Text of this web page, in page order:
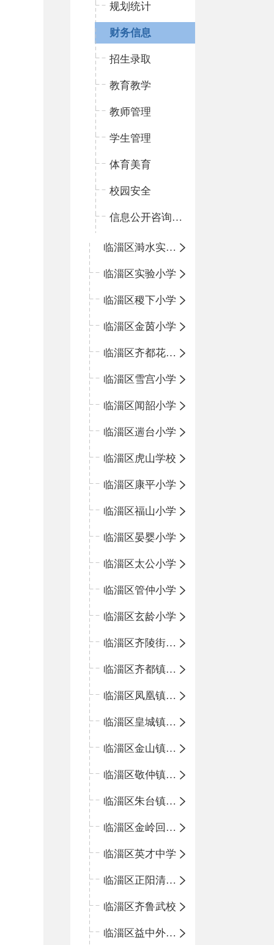
规划统计
财务信息
招生录取
教育教学
教师管理
学生管理
体育美育
校园安全
信息公开咨询指南
临淄区溡水实验学校
临淄区实验小学
临淄区稷下小学
临淄区金茵小学
临淄区齐都花园小学
临淄区雪宫小学
临淄区闻韶小学
临淄区遄台小学
临淄区虎山学校
临淄区康平小学
临淄区福山小学
临淄区晏婴小学
临淄区太公小学
临淄区管仲小学
临淄区玄龄小学
临淄区齐陵街道中心学校
临淄区齐都镇中心学校
临淄区凤凰镇中心学校
临淄区皇城镇中心学校
临淄区金山镇中心学校
临淄区敬仲镇中心学校
临淄区朱台镇中心学校
临淄区金岭回族镇中心学校
临淄区英才中学
临淄区正阳清北实验学校
临淄区齐鲁武校
临淄区益中外语学校